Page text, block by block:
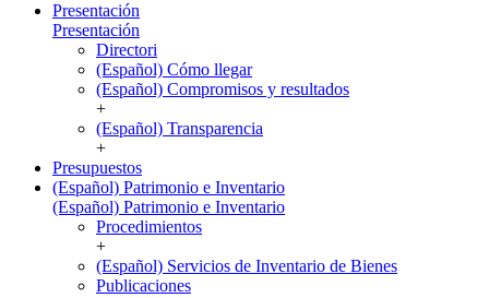
Presentación
Presentación
Directori
(Español) Cómo llegar
(Español) Compromisos y resultados
+
(Español) Transparencia
+
Presupuestos
(Español) Patrimonio e Inventario
(Español) Patrimonio e Inventario
Procedimientos
+
(Español) Servicios de Inventario de Bienes
Publicaciones